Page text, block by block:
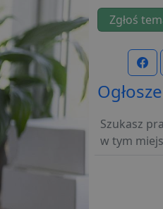
Zgłoś
Szukasz
w tym